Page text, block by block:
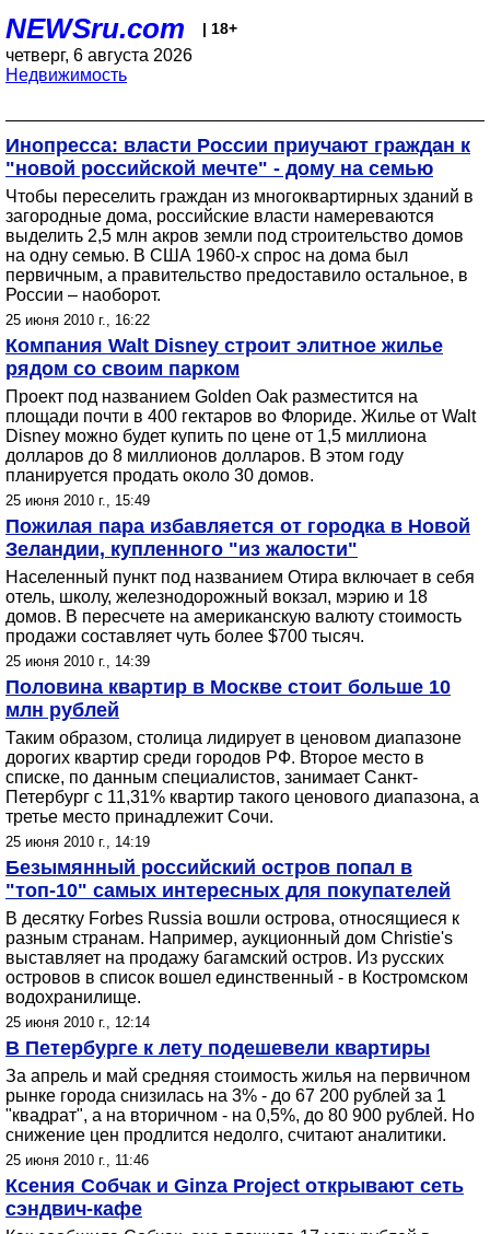
NEWSru.com | 18+
четверг, 6 августа 2026
Недвижимость
Инопресса: власти России приучают граждан к
"новой российской мечте" - дому на семью
Чтобы переселить граждан из многоквартирных зданий в
загородные дома, российские власти намереваются
выделить 2,5 млн акров земли под строительство домов
на одну семью. В США 1960-х спрос на дома был
первичным, а правительство предоставило остальное, в
России – наоборот.
25 июня 2010 г., 16:22
Компания Walt Disney строит элитное жилье
рядом со своим парком
Проект под названием Golden Oak разместится на
площади почти в 400 гектаров во Флориде. Жилье от Walt
Disney можно будет купить по цене от 1,5 миллиона
долларов до 8 миллионов долларов. В этом году
планируется продать около 30 домов.
25 июня 2010 г., 15:49
Пожилая пара избавляется от городка в Новой
Зеландии, купленного "из жалости"
Населенный пункт под названием Отира включает в себя
отель, школу, железнодорожный вокзал, мэрию и 18
домов. В пересчете на американскую валюту стоимость
продажи составляет чуть более $700 тысяч.
25 июня 2010 г., 14:39
Половина квартир в Москве стоит больше 10
млн рублей
Таким образом, столица лидирует в ценовом диапазоне
дорогих квартир среди городов РФ. Второе место в
списке, по данным специалистов, занимает Санкт-
Петербург с 11,31% квартир такого ценового диапазона, а
третье место принадлежит Сочи.
25 июня 2010 г., 14:19
Безымянный российский остров попал в
"топ-10" самых интересных для покупателей
В десятку Forbes Russia вошли острова, относящиеся к
разным странам. Например, аукционный дом Christie's
выставляет на продажу багамский остров. Из русских
островов в список вошел единственный - в Костромском
водохранилище.
25 июня 2010 г., 12:14
В Петербурге к лету подешевели квартиры
За апрель и май средняя стоимость жилья на первичном
рынке города снизилась на 3% - до 67 200 рублей за 1
"квадрат", а на вторичном - на 0,5%, до 80 900 рублей. Но
снижение цен продлится недолго, считают аналитики.
25 июня 2010 г., 11:46
Ксения Собчак и Ginza Project открывают сеть
сэндвич-кафе